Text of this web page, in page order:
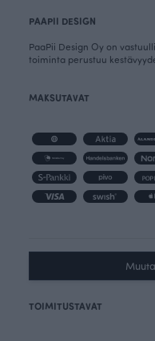
PAAPII DESIGN
PaaPii Design Oy on
toiminta perustuu
MAKSUTAVAT
TOIMITUSTAVAT